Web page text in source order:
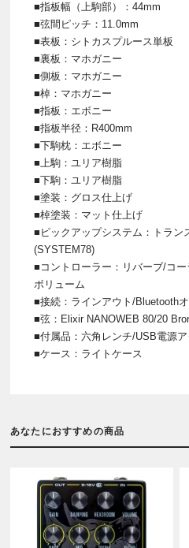
■指板幅（上駒部）：44mm
■弦間ピッチ：11.0mm
■表板：シトカスプルース単板
■裏板：マホガニー
■側板：マホガニー
■棹：マホガニー
■指板：エボニー
■指板半径：R400mm
■下駒枕：エボニー
■上駒：ユリア樹脂
■下駒：ユリア樹脂
■塗装：グロス仕上げ
■棹塗装：マット仕上げ
■ピックアップシステム：トラン
(SYSTEM78)
■コントローラー：リバーブ/コ
ボリューム
■接続：ラインアウト/Bluetooth
■弦：Elixir NANOWEB 80/20
■付属品：六角レンチ/USB電源
■ケース：ライトケース
あなたにおすすめの商品